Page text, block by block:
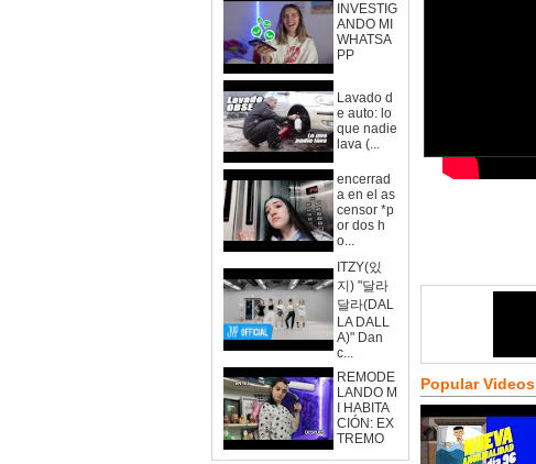
INVESTIG
ANDO MI
WHATSA
PP
Lavado d
e auto: lo
que nadie
lava (...
encerrad
a en el as
censor *p
or dos h
o...
ITZY(있
지) "달라
달라(DAL
LA DALL
A)" Dan
c...
REMODE
LANDO M
I HABITA
CIÓN: EX
TREMO
Popular Videos